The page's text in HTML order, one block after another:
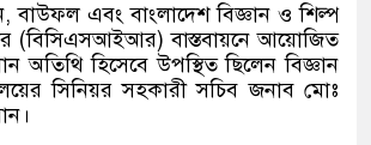
বাউফল এবং বাংলাদেশ বিজ্ঞান ও শিল্প
(বিসিএসআইআর) বাস্তবায়নে আয়োজিত
অতিথি হিসেবে উপস্থিত ছিলেন বিজ্ঞান
সিনিয়র সহকারী সচিব জনাব মোঃ